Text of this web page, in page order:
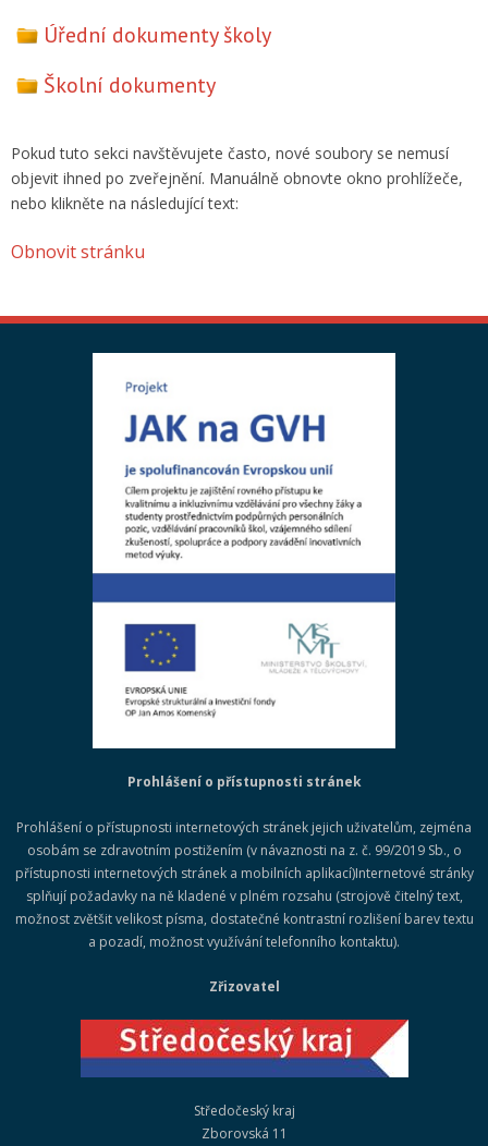
Úřední dokumenty školy
Školní dokumenty
Pokud tuto sekci navštěvujete často, nové soubory se nemusí
objevit ihned po zveřejnění. Manuálně obnovte okno prohlížeče,
nebo klikněte na následující text:
Obnovit stránku
Prohlášení o přístupnosti stránek
Prohlášení o přístupnosti internetových stránek jejich uživatelům, zejména
osobám se zdravotním postižením (v návaznosti na z. č. 99/2019 Sb., o
přístupnosti internetových stránek a mobilních aplikací)Internetové stránky
splňují požadavky na ně kladené v plném rozsahu (strojově čitelný text,
možnost zvětšit velikost písma, dostatečné kontrastní rozlišení barev textu
a pozadí, možnost využívání telefonního kontaktu).
Zřizovatel
Středočeský kraj
Zborovská 11